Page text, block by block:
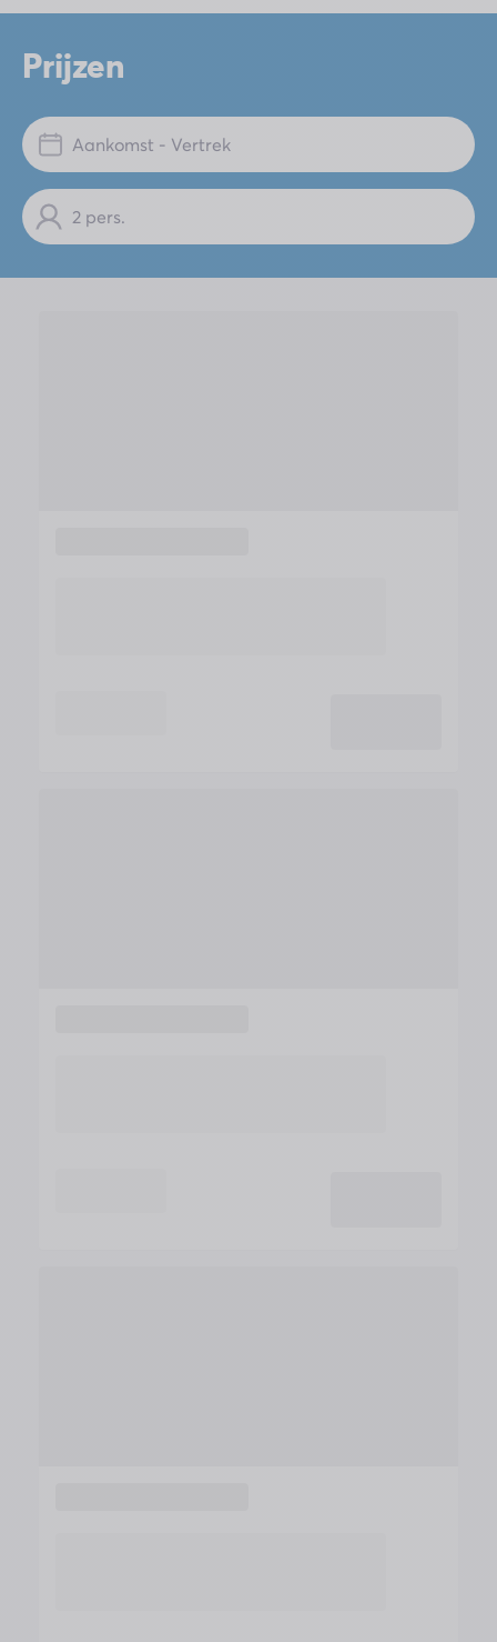
internationale sont obligés de prendre un
pour ce camping, cette pratique n'est pas
un ressenti d'être une vache à lait. Espace
aquatique bien, propre et j'apprécie
beaucoup que l'eau des bassins soit
(toiles super chaudes), les plats sont bons.
vaisselle,il faut faire tourner le lave-vaisselle
Prijzen
Aankomst - Vertrek
2 pers.